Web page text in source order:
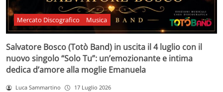
Mercato Discografico Musica
Salvatore Bosco (Totò Band) in uscita il 4 luglio con il
nuovo singolo “Solo Tu”: un’emozionante e intima
dedica d’amore alla moglie Emanuela
Luca Sammartino 17 Luglio 2026